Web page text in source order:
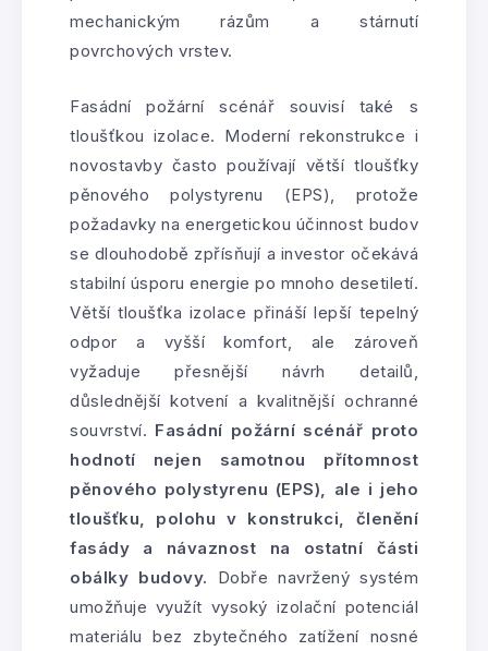
mechanickým rázům a stárnutí
povrchových vrstev.
Fasádní požární scénář souvisí také s
tloušťkou izolace. Moderní rekonstrukce i
novostavby často používají větší tloušťky
pěnového polystyrenu (EPS), protože
požadavky na energetickou účinnost budov
se dlouhodobě zpřísňují a investor očekává
stabilní úsporu energie po mnoho desetiletí.
Větší tloušťka izolace přináší lepší tepelný
odpor a vyšší komfort, ale zároveň
vyžaduje přesnější návrh detailů,
důslednější kotvení a kvalitnější ochranné
souvrství. Fasádní požární scénář proto
hodnotí nejen samotnou přítomnost
pěnového polystyrenu (EPS), ale i jeho
tloušťku, polohu v konstrukci, členění
fasády a návaznost na ostatní části
obálky budovy. Dobře navržený systém
umožňuje využít vysoký izolační potenciál
materiálu bez zbytečného zatížení nosné